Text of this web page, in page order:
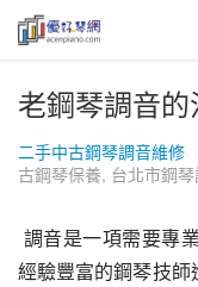
老鋼琴調音
二手中古鋼琴調音維修
古鋼琴保養, 台北市鋼
經驗豐富的鋼琴技